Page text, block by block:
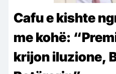
Cafu e kishte
me kohë:
krijon iluzione,